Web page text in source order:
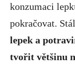
konzumaci
pokračovat.
lepek a
tvořit většinu